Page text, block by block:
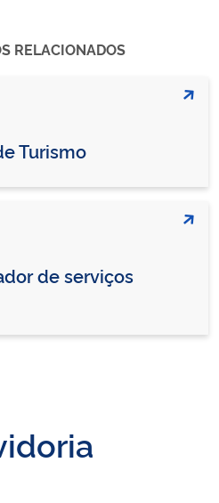
RELACIONADOS
Turismo
de serviços